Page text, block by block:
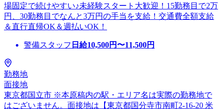
場固定で続けやすい♪未経験スタート大歓迎！15勤務目で2万
円、30勤務目でなんと3万円の手当を支給！交通費全額支給
＆直行直帰OK＆週払いOK！
警備スタッフ 日給10,500円〜11,500円
勤務地
面接地
東京都国立市 ※本原稿内の駅・エリア名は実際の勤務地で
はございません。面接地は【東京都国分寺市南町2-16-20 米